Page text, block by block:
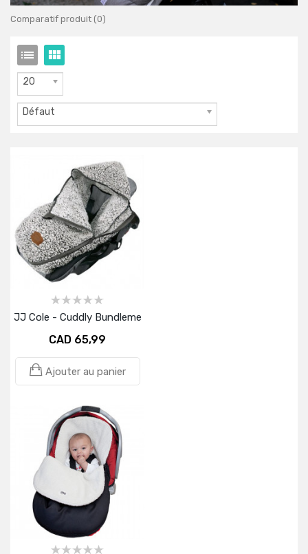
Comparatif produit (0)
20
Défaut
JJ Cole - Cuddly Bundleme
CAD 65,99
Ajouter au panier